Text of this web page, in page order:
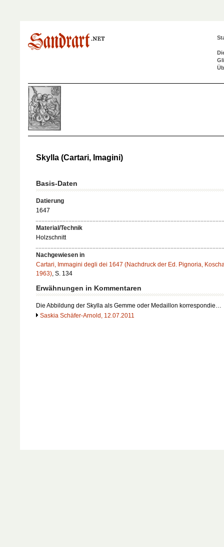
Skylla (Cartari, Imagini)
Basis-Daten
Datierung
1647
Material/Technik
Holzschnitt
Nachgewiesen in
Cartari, Immagini degli dei 1647 (Nachdruck der Ed. Pignoria,
1963), S. 134
Erwähnungen in Kommentaren
Die Abbildung der Skylla als Gemme oder Medaillon korrespondie…
Saskia Schäfer-Arnold, 12.07.2011